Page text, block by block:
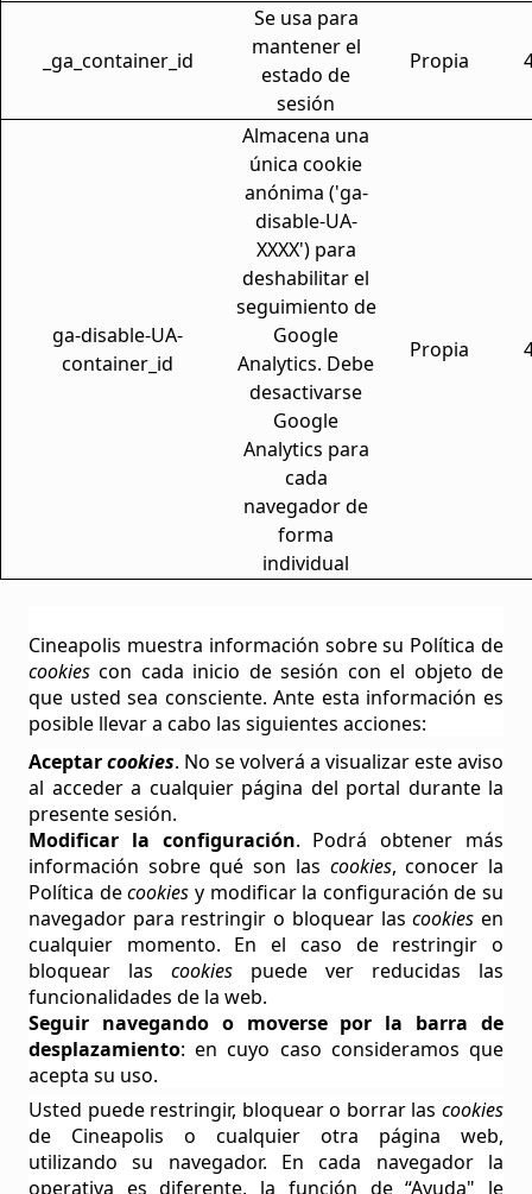
_ga_container_id
Se usa para
mantener el
estado de
sesión
Propia
ga-disable-UA-
container_id
Almacena una
única cookie
anónima ('ga-
disable-UA-
XXXX') para
deshabilitar el
seguimiento de
Google
Analytics. Debe
desactivarse
Google
Analytics para
cada
navegador de
forma
individual
Propia
Cineapolis muestra información sobre su Política de
cookies con cada inicio de sesión con el objeto de
que usted sea consciente. Ante esta información es
posible llevar a cabo las siguientes acciones:
Aceptarcookies. No se volverá a visualizar este aviso
al acceder a cualquier página del portal durante la
presente sesión.
Modificar la configuración. Podrá obtener más
información sobre qué son las cookies, conocer la
Política decookies y modificar la configuración de su
navegador para restringir o bloquear lascookies en
cualquier momento. En el caso de restringir o
bloquear las cookies puede ver reducidas las
funcionalidades de la web.
Seguir navegando o moverse por la barra de
desplazamiento: en cuyo caso consideramos que
acepta su uso.
Usted puede restringir, bloquear o borrar las cookies
de Cineapolis o cualquier otra página web,
utilizando su navegador. En cada navegador la
operativa es diferente, la función de “Ayuda" le